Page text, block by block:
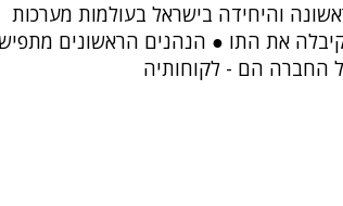
והיחידה בישראל בעולמות מערכות
את התו ● הנהנים הראשונים
החברה הם - לקוחותיה